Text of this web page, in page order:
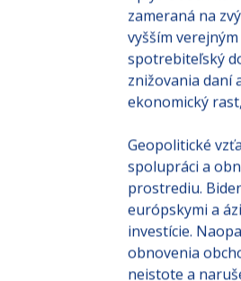
Vplyv oboch
zameraná na
vyšším
spotrebiteľský
znižovania daní
Geopolitické
spolupráci a
prostrediu.
európskymi a
investície​​.
obnovenia